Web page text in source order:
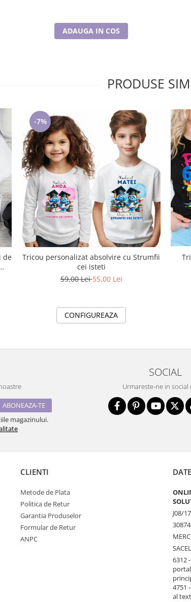
ADAUGA IN COS
PRODUSE
de
-7%
Tricou personalizat absolvire cu Strumfii
cei isteti
59,00 Lei55,00 Lei
CONFIGUREAZA
magazinului.
SOCIAL
Urmareste-ne in social
CLIENTI
Metode de Plata
Politica de Retur
Garantia Produselor
Formular de Retur
ANPC
J08/
6312
4751
al